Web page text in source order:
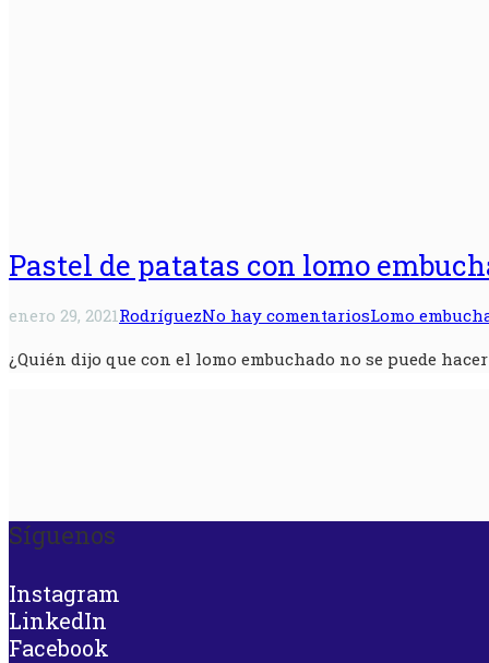
Pastel de patatas con lomo
enero 29, 2021RodríguezNo hay comentariosLomo
¿Quién dijo que con el lomo embuchado no se puede
Síguenos
Instagram
LinkedIn
Facebook